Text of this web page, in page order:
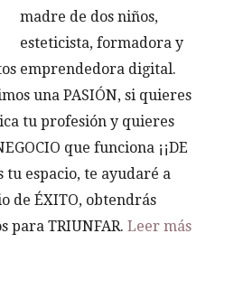
madre de dos niños,
esteticista, formadora y
emprendedora digital.
una PASIÓN, si quieres
tu profesión y quieres
que funciona ¡¡DE
tu espacio, te ayudaré a
de ÉXITO, obtendrás
para TRIUNFAR.Leer más